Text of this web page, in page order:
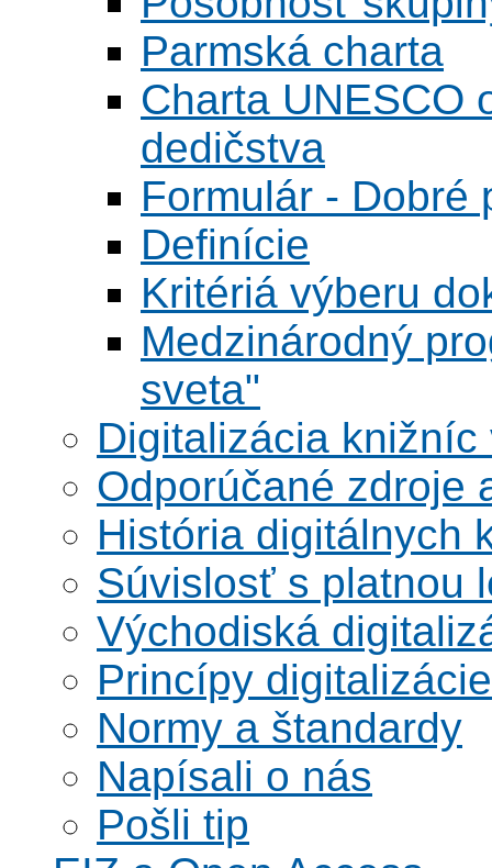
Parmská charta
Charta UNESCO
dedičstva
Formulár - Dobré
Definície
Kritériá výberu
Medzinárodný
sveta"
Digitalizácia knižníc
Odporúčané zdroje
História digitálnych
Súvislosť s platnou
Východiská
Princípy digitalizácie
Normy a štandardy
Napísali o nás
Pošli tip